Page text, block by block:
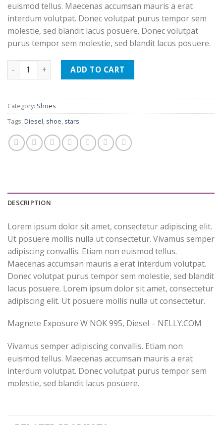
euismod tellus. Maecenas accumsan mauris a erat
interdum volutpat. Donec volutpat purus tempor sem
molestie, sed blandit lacus posuere. Donec volutpat
purus tempor sem molestie, sed blandit lacus posuere.
Quantity ADD TO CART
Category: Shoes
Tags: Diesel, shoe, stars
DESCRIPTION
Lorem ipsum dolor sit amet, consectetur adipiscing elit.
Ut posuere mollis nulla ut consectetur. Vivamus semper
adipiscing convallis. Etiam non euismod tellus.
Maecenas accumsan mauris a erat interdum volutpat.
Donec volutpat purus tempor sem molestie, sed blandit
lacus posuere. Lorem ipsum dolor sit amet, consectetur
adipiscing elit. Ut posuere mollis nulla ut consectetur.
Magnete Exposure W NOK 995, Diesel – NELLY.COM
Vivamus semper adipiscing convallis. Etiam non
euismod tellus. Maecenas accumsan mauris a erat
interdum volutpat. Donec volutpat purus tempor sem
molestie, sed blandit lacus posuere.